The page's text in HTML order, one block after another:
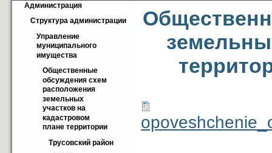
Администрация
Структура администрации
Управление
муниципального
имущества
Общественные
обсуждения схем
расположения
земельных
участков на
кадастровом
плане территории
Трусовский район